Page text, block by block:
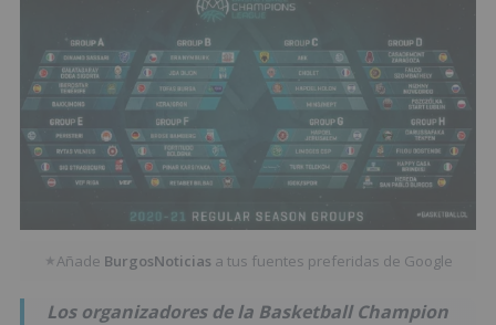
★Añade BurgosNoticias a tus fuentes preferidas de Google
Los organizadores de la Basketball Champion